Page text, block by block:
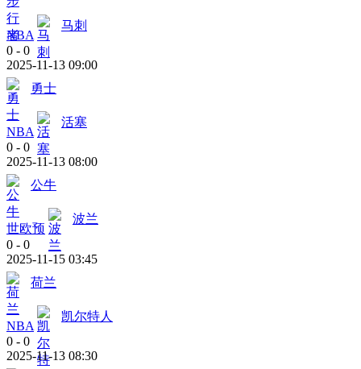
NBA
马刺
0 - 0
2025-11-13 09:00
勇士
NBA
活塞
0 - 0
2025-11-13 08:00
公牛
世欧预
波兰
0 - 0
2025-11-15 03:45
荷兰
NBA
凯尔特人
0 - 0
2025-11-13 08:30